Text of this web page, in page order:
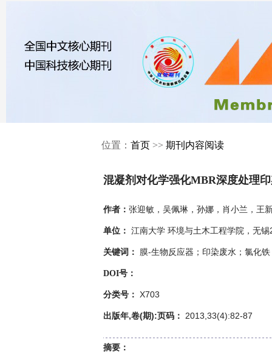
位置： 首页 >> 期刊内容阅读
混凝剂对化学强化MBR深度处理
作者： 张迎敏，吴佩琳，孙娜，肖小兰，王
单位： 江南大学 环境与土木工程学院，无
关键词： 膜-生物反应器；印染废水；氯化
DOI号：
分类号： X703
出版年,卷(期):页码： 2013,33(4):82-87
摘要：